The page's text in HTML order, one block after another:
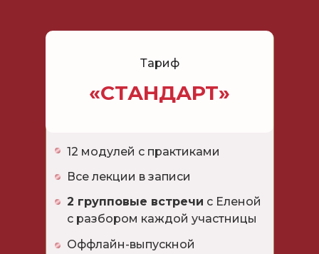
«СТАНДАРТ»
12 модулей с практиками
Тариф
Все лекции в записи
2 групповые встречи с Еленой
с разбором каждой участницы
Оффлайн-выпускной